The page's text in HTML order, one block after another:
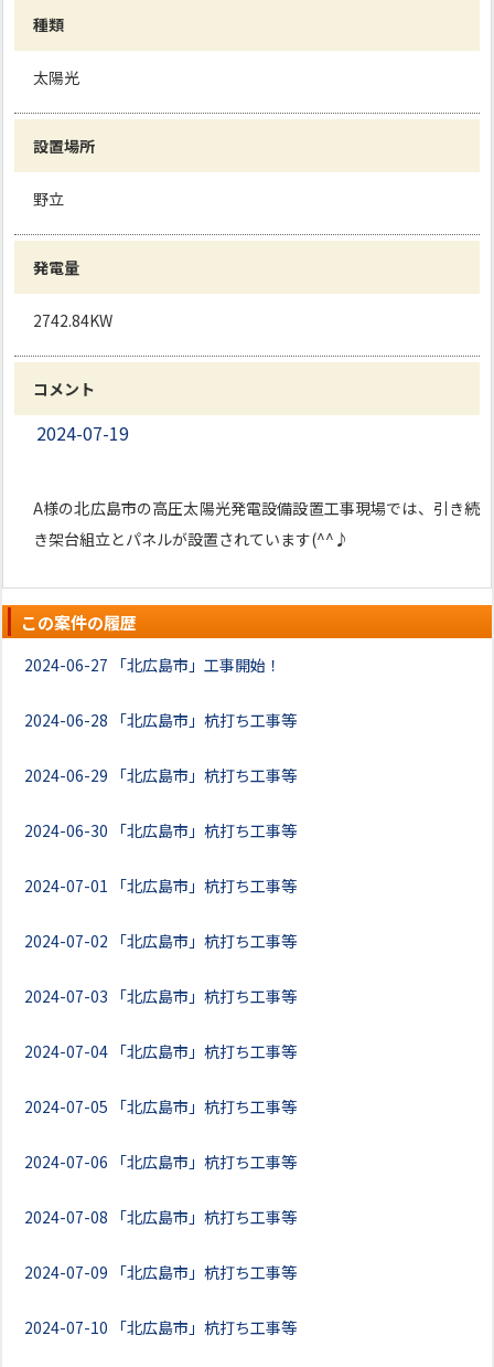
種類
太陽光
設置場所
野立
発電量
2742.84KW
コメント
2024-07-19
A様の北広島市の高圧太陽光発電設備設置工事現場では、引き続
き架台組立とパネルが設置されています(^^♪
この案件の履歴
2024-06-27 「北広島市」工事開始！
2024-06-28 「北広島市」杭打ち工事等
2024-06-29 「北広島市」杭打ち工事等
2024-06-30 「北広島市」杭打ち工事等
2024-07-01 「北広島市」杭打ち工事等
2024-07-02 「北広島市」杭打ち工事等
2024-07-03 「北広島市」杭打ち工事等
2024-07-04 「北広島市」杭打ち工事等
2024-07-05 「北広島市」杭打ち工事等
2024-07-06 「北広島市」杭打ち工事等
2024-07-08 「北広島市」杭打ち工事等
2024-07-09 「北広島市」杭打ち工事等
2024-07-10 「北広島市」杭打ち工事等